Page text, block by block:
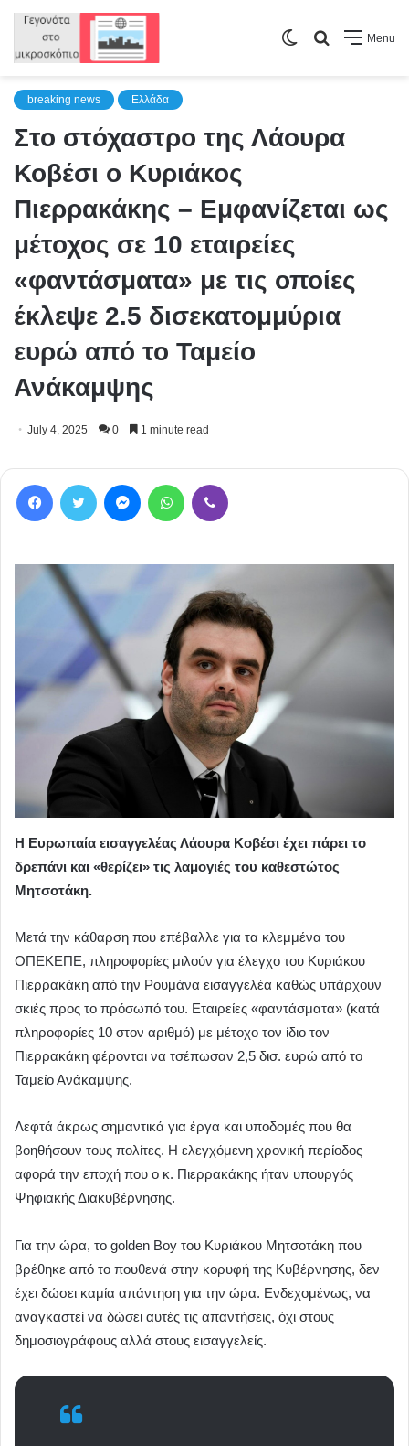
Menu
Search
Switch
breaking news Ελλάδα
Στο στόχαστρο της Λάουρα
Κοβέσι ο Κυριάκος
Πιερρακάκης – Εμφανίζεται ως
μέτοχος σε 10 εταιρείες
«φαντάσματα» με τις οποίες
έκλεψε 2.5 δισεκατομμύρια
ευρώ από το Ταμείο
Ανάκαμψης
July 4, 2025 0 1 minute read
Facebook Twitter MessengerWhatsApp
Η Ευρωπαία εισαγγελέας Λάουρα Κοβέσι έχει πάρει το
δρεπάνι και «θερίζει» τις λαμογιές του καθεστώτος
Μητσοτάκη.
Μετά την κάθαρση που επέβαλλε για τα κλεμμένα του
ΟΠΕΚΕΠΕ, πληροφορίες μιλούν για έλεγχο του Κυριάκου
Πιερρακάκη από την Ρουμάνα εισαγγελέα καθώς υπάρχουν
σκιές προς το πρόσωπό του. Εταιρείες «φαντάσματα» (κατά
πληροφορίες 10 στον αριθμό) με μέτοχο τον ίδιο τον
Πιερρακάκη φέρονται να τσέπωσαν 2,5 δισ. ευρώ από το
Ταμείο Ανάκαμψης.
Λεφτά άκρως σημαντικά για έργα και υποδομές που θα
βοηθήσουν τους πολίτες. Η ελεγχόμενη χρονική περίοδος
αφορά την εποχή που ο κ. Πιερρακάκης ήταν υπουργός
Ψηφιακής Διακυβέρνησης.
Για την ώρα, το golden Boy του Κυριάκου Μητσοτάκη που
βρέθηκε από το πουθενά στην κορυφή της Κυβέρνησης, δεν
έχει δώσει καμία απάντηση για την ώρα. Ενδεχομένως, να
αναγκαστεί να δώσει αυτές τις απαντήσεις, όχι στους
δημοσιογράφους αλλά στους εισαγγελείς.